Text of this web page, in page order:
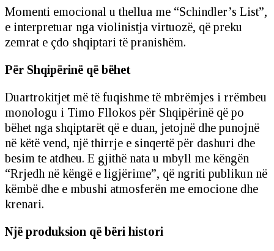
Momenti emocional u thellua me “Schindler’s List”,
e interpretuar nga violinistja virtuozë, që preku
zemrat e çdo shqiptari të pranishëm.
Për Shqipërinë që bëhet
Duartrokitjet më të fuqishme të mbrëmjes i rrëmbeu
monologu i Timo Fllokos për Shqipërinë që po
bëhet nga shqiptarët që e duan, jetojnë dhe punojnë
në këtë vend, një thirrje e sinqertë për dashuri dhe
besim te atdheu. E gjithë nata u mbyll me këngën
“Rrjedh në këngë e ligjërime”, që ngriti publikun në
këmbë dhe e mbushi atmosferën me emocione dhe
krenari.
Një produksion që bëri histori